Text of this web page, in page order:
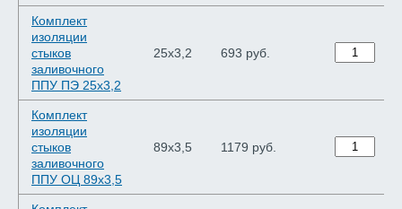
Комплект
изоляции
стыков
заливочного
ППУ ПЭ 25х3,2
25х3,2 693 руб.
Комплект
изоляции
стыков
заливочного
ППУ ОЦ 89х3,5
89х3,5 1179 руб.